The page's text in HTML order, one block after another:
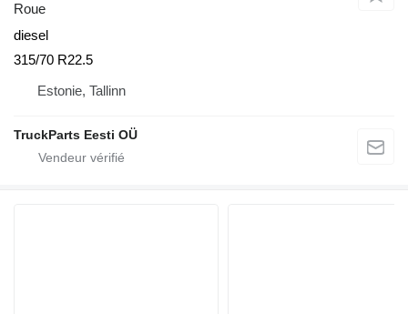
Roue
diesel
315/70 R22.5
Estonie, Tallinn
TruckParts Eesti OÜ